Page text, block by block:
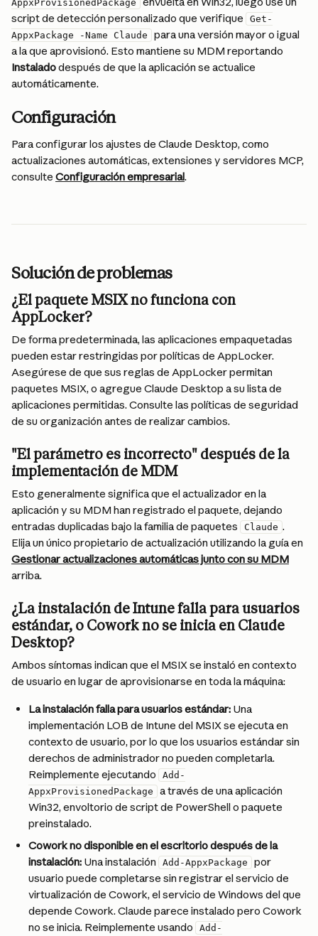
AppxProvisionedPackage
script de detección personalizado que verifique
Get-
AppxPackage -Name Claude
para una versión mayor o igual
a la que aprovisionó. Esto mantiene su MDM reportando
Instalado después de que la aplicación se actualice
automáticamente.
Configuración
Para configurar los ajustes de Claude Desktop, como
actualizaciones automáticas, extensiones y servidores MCP,
consulte Configuración empresarial.
Solución de problemas
¿El paquete MSIX no funciona con
AppLocker?
De forma predeterminada, las aplicaciones empaquetadas
pueden estar restringidas por políticas de AppLocker.
Asegúrese de que sus reglas de AppLocker permitan
paquetes MSIX, o agregue Claude Desktop a su lista de
aplicaciones permitidas. Consulte las políticas de seguridad
de su organización antes de realizar cambios.
"El parámetro es incorrecto" después de la
implementación de MDM
Esto generalmente significa que el actualizador en la
aplicación y su MDM han registrado el paquete, dejando
entradas duplicadas bajo la familia de paquetes
Claude .
Elija un único propietario de actualización utilizando la guía en
Gestionar actualizaciones automáticas junto con su MDM
arriba.
¿La instalación de Intune falla para usuarios
estándar, o Cowork no se inicia en Claude
Desktop?
Ambos síntomas indican que el MSIX se instaló en contexto
de usuario en lugar de aprovisionarse en toda la máquina:
La instalación falla para usuarios estándar: Una
implementación LOB de Intune del MSIX se ejecuta en
contexto de usuario, por lo que los usuarios estándar sin
derechos de administrador no pueden completarla.
Reimplemente ejecutando
Add-
AppxProvisionedPackage
a través de una aplicación
Win32, envoltorio de script de PowerShell o paquete
preinstalado.
Cowork no disponible en el escritorio después de la
instalación: Una instalación Add-AppxPackage
por
usuario puede completarse sin registrar el servicio de
virtualización de Cowork, el servicio de Windows del que
depende Cowork. Claude parece instalado pero Cowork
no se inicia. Reimplemente usando
Add-